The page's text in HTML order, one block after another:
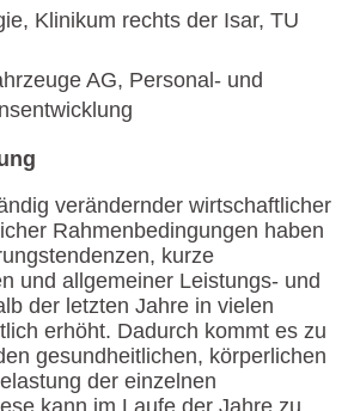
Klinikum rechts der Isar, TU
AG, Personal- und
verändernder wirtschaftlicher
Rahmenbedingungen haben
kurze
und allgemeiner Leistungs- und
der letzten Jahre in vielen
erhöht. Dadurch kommt es zu
gesundheitlichen, körperlichen
der einzelnen
kann im Laufe der Jahre zu